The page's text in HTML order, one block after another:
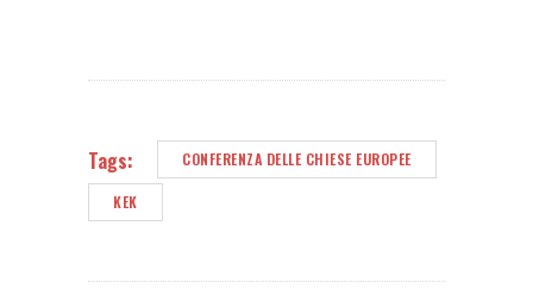
Tags: CONFERENZA DELLE CHIESE EUROPEE
KEK